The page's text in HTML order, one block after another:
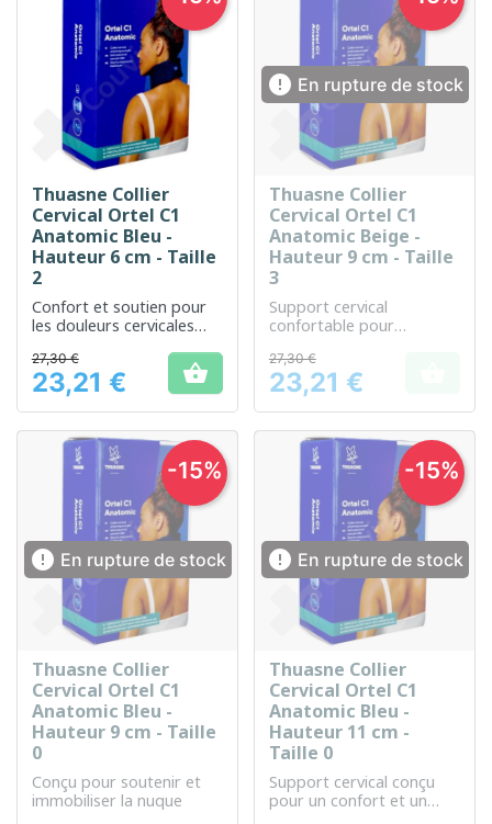
Thuasne Collier
Cervical Ortel C1
Anatomic Bleu -
Hauteur 6 cm - Taille
2
Confort et soutien pour
les douleurs cervicales
Prix
27,30 €
23,21 € 
 En rupture de stock
Thuasne Collier
Cervical Ortel C1
Anatomic Beige -
Hauteur 9 cm - Taille
3
Support cervical
confortable pour
cou
Prix
27,30 €
23,21 €
 En rupture de stock
Thuasne Collier
Cervical Ortel C1
Anatomic Bleu -
Hauteur 9 cm - Taille
0
Conçu pour soutenir et
immobiliser la nuque
-15%
 En rupture de stock
Thuasne Collier
Cervical Ortel C1
Anatomic Bleu -
Hauteur 11 cm -
Taille 0
Support cervical conçu
pour un confort et un
-15%